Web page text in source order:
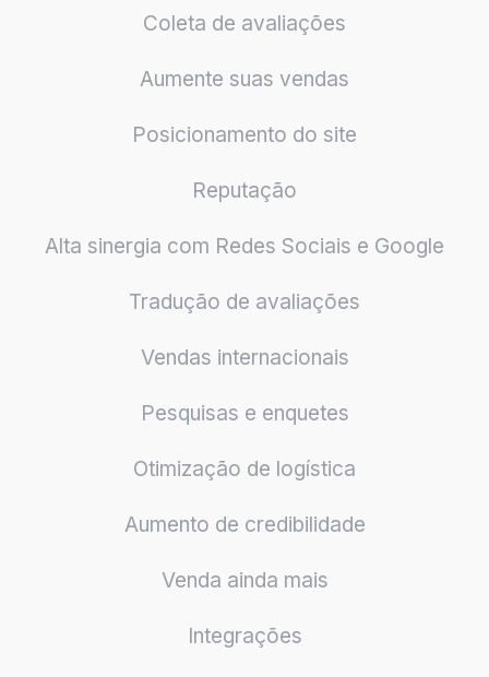
Coleta de avaliações
Aumente suas vendas
Posicionamento do site
Reputação
Alta sinergia com Redes Sociais e Google
Tradução de avaliações
Vendas internacionais
Pesquisas e enquetes
Otimização de logística
Aumento de credibilidade
Venda ainda mais
Integrações